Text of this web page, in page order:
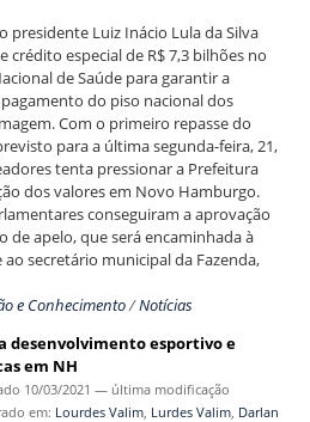
presidente Luiz Inácio Lula da Silva
crédito especial de R$ 7,3 bilhões no
de Saúde para garantir a
do piso nacional dos
Com o primeiro repasse do
para a última segunda-feira, 21,
tenta pressionar a Prefeitura
dos valores em Novo Hamburgo.
conseguiram a aprovação
de apelo, que será encaminhada à
secretário municipal da Fazenda,
e Conhecimento/Notícias
desenvolvimento esportivo e
em NH
10/03/2021 — última modificação
em: Lourdes Valim, Lurdes Valim, Darlan